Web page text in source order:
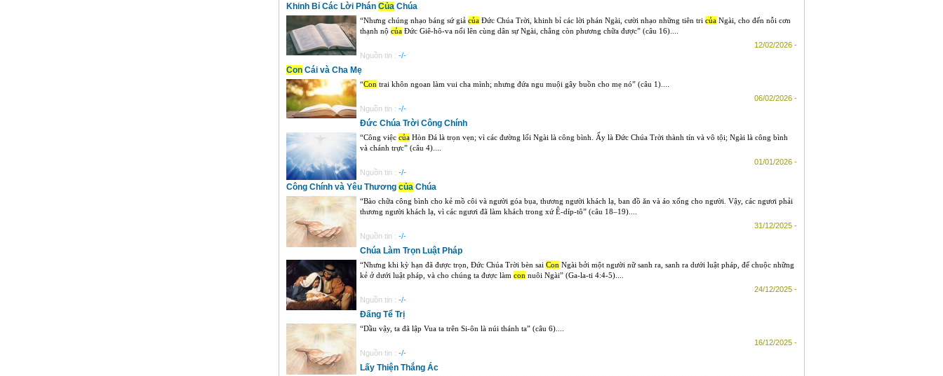
Khinh Bỉ Các Lời Phán Của Chúa
“Nhưng chúng nhạo báng sứ giả của Đức Chúa Trời, khinh bỉ các lời phán Ngài, cười nhạo những tiên tri của Ngài, cho đến nỗi cơn
thạnh nộ của Đức Giê-hô-va nổi lên cùng dân sự Ngài, chẳng còn phương chữa được” (câu 16)....
12/02/2026 -
Nguồn tin : -/-
Con Cái và Cha Mẹ
“Con trai khôn ngoan làm vui cha mình; nhưng đứa ngu muội gây buồn cho mẹ nó” (câu 1)....
06/02/2026 -
Nguồn tin : -/-
Đức Chúa Trời Công Chính
“Công việc của Hòn Đá là trọn vẹn; vì các đường lối Ngài là công bình. Ấy là Đức Chúa Trời thành tín và vô tội; Ngài là công bình
và chánh trực” (câu 4)....
01/01/2026 -
Nguồn tin : -/-
Công Chính và Yêu Thương của Chúa
“Bào chữa công bình cho kẻ mồ côi và người góa bụa, thương người khách lạ, ban đồ ăn và áo xống cho người. Vậy, các ngươi phải
thương người khách lạ, vì các ngươi đã làm khách trong xứ Ê-díp-tô” (câu 18–19)....
31/12/2025 -
Nguồn tin : -/-
Chúa Làm Trọn Luật Pháp
“Nhưng khi kỳ hạn đã được trọn, Đức Chúa Trời bèn sai Con Ngài bởi một người nữ sanh ra, sanh ra dưới luật pháp, để chuộc những
kẻ ở dưới luật pháp, và cho chúng ta được làm con nuôi Ngài” (Ga-la-ti 4:4-5)....
24/12/2025 -
Nguồn tin : -/-
Đấng Tể Trị
“Dầu vậy, ta đã lập Vua ta trên Si-ôn là núi thánh ta” (câu 6)....
16/12/2025 -
Nguồn tin : -/-
Lấy Thiện Thắng Ác